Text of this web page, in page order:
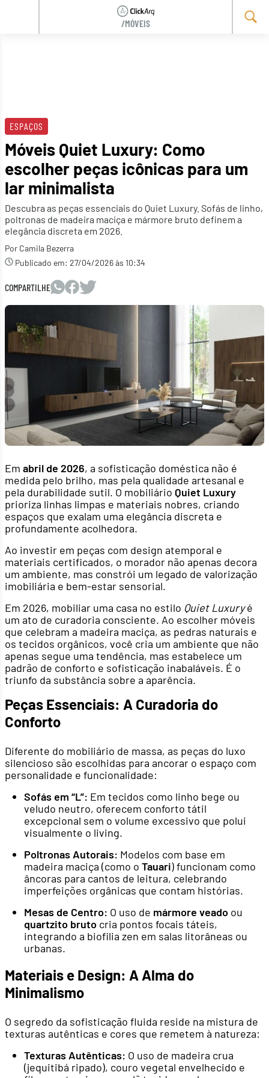
/MÓVEIS
ESPAÇOS
Móveis Quiet Luxury: Como
escolher peças icônicas para um
lar minimalista
Descubra as peças essenciais do Quiet Luxury. Sofás de linho,
poltronas de madeira maciça e mármore bruto definem a
elegância discreta em 2026.
Por Camila Bezerra
Publicado em: 27/04/2026 às 10:34
COMPARTILHE
Em abril de 2026, a sofisticação doméstica não é
medida pelo brilho, mas pela qualidade artesanal e
pela durabilidade sutil. O mobiliário Quiet Luxury
prioriza linhas limpas e materiais nobres, criando
espaços que exalam uma elegância discreta e
profundamente acolhedora.
Ao investir em peças com design atemporal e
materiais certificados, o morador não apenas decora
um ambiente, mas constrói um legado de valorização
imobiliária e bem-estar sensorial.
Em 2026, mobiliar uma casa no estilo Quiet Luxuryé
um ato de curadoria consciente. Ao escolher móveis
que celebram a madeira maciça, as pedras naturais e
os tecidos orgânicos, você cria um ambiente que não
apenas segue uma tendência, mas estabelece um
padrão de conforto e sofisticação inabaláveis. É o
triunfo da substância sobre a aparência.
Peças Essenciais: A Curadoria do
Conforto
Diferente do mobiliário de massa, as peças do luxo
silencioso são escolhidas para ancorar o espaço com
personalidade e funcionalidade:
Sofás em “L”: Em tecidos como linho bege ou
veludo neutro, oferecem conforto tátil
excepcional sem o volume excessivo que polui
visualmente o living.
Poltronas Autorais: Modelos com base em
madeira maciça (como o Tauari) funcionam como
âncoras para cantos de leitura, celebrando
imperfeições orgânicas que contam histórias.
Mesas de Centro: O uso de mármore veado ou
quartzito bruto cria pontos focais táteis,
integrando a biofilia zen em salas litorâneas ou
urbanas.
Materiais e Design: A Alma do
Minimalismo
O segredo da sofisticação fluida reside na mistura de
texturas autênticas e cores que remetem à natureza:
Texturas Autênticas: O uso de madeira crua
(jequitibá ripado), couro vegetal envelhecido e